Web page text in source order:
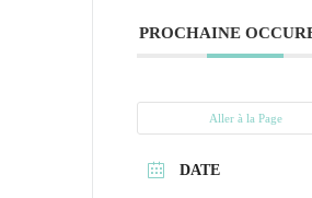
PROCHAINE
Aller à la Page
DATE